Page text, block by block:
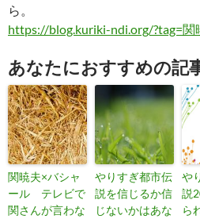
ら。
https://blog.kuriki-ndi.org/?tag=関
あなたにおすすめの記
関暁夫×バシャ
ール テレビで
関さんが言わな
やりすぎ都市伝
説を信じるか信
じないかはあな
や
説
ら